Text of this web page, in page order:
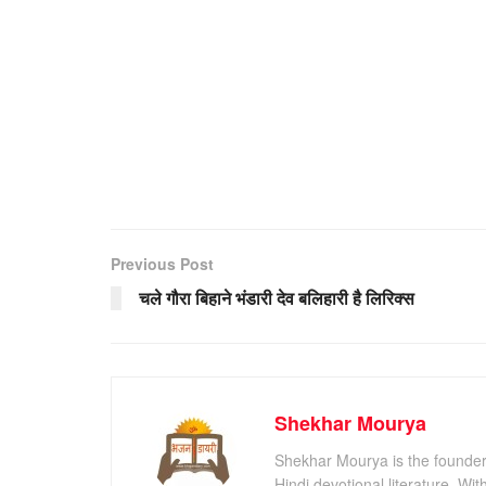
Previous Post
चले गौरा बिहाने भंडारी देव बलिहारी है लिरिक्स
Shekhar Mourya
Shekhar Mourya is the